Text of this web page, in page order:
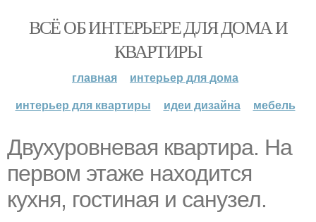
ВСЁ ОБ ИНТЕРЬЕРЕ ДЛЯ ДОМА И
КВАРТИРЫ
главная
интерьер для дома
интерьер для квартиры
идеи дизайна мебель
Двухуровневая квартира. На
первом этаже находится
кухня, гостиная и санузел.